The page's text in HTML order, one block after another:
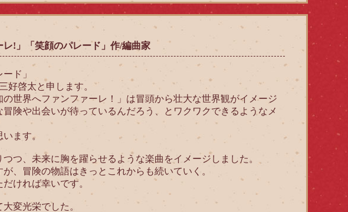
!」「笑顔のパレード」作/編曲家
ド」
好啓太と申します。
世界へファンファーレ！」は冒頭から壮大な世界観がイメージ
険や出会いが待っているんだろう、とワクワクできるようなメ
ます。
つ、未来に胸を躍らせるような楽曲をイメージしました。
、冒険の物語はきっとこれからも続いていく。
ければ幸いです。
変光栄でした。